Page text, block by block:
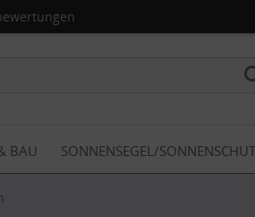
BAU SONNENSEGEL/